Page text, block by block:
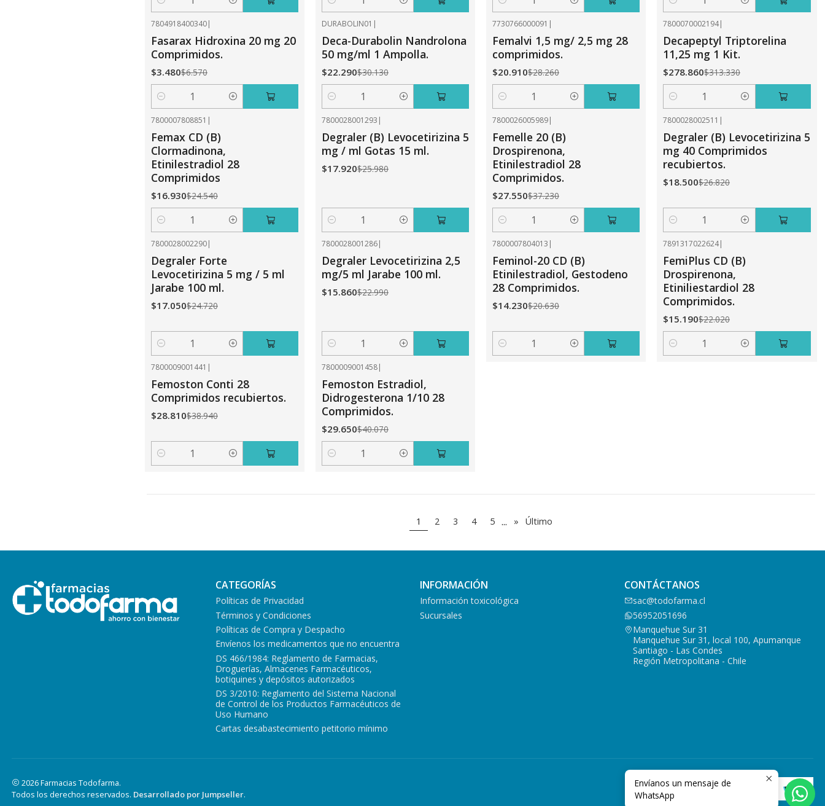
Cantidad Cantidad Cantidad Cantidad
7804918400340|
Fasarax Hidroxina 20 mg 20
Comprimidos.
$3.480$6.570
Cantidad
DURABOLIN01 |
Deca-Durabolin Nandrolona
50 mg/ml 1 Ampolla.
$22.290$30.130
Cantidad
7730766000091 |
Femalvi 1,5 mg/ 2,5 mg 28
comprimidos.
$20.910$28.260
Cantidad
7800070002194|
Decapeptyl Triptorelina
11,25 mg 1 Kit.
$278.860$313.330
Cantidad
7800007808851 |
Femax CD (B)
Clormadinona,
Etinilestradiol 28
Comprimidos
$16.930$24.540
Cantidad
7800028001293 |
Degraler (B) Levocetirizina 5
mg / ml Gotas 15 ml.
$17.920$25.980
Cantidad
7800026005989|
Femelle 20 (B)
Drospirenona,
Etinilestradiol 28
Comprimidos.
$27.550$37.230
Cantidad
7800028002511 |
Degraler (B) Levocetirizina 5
mg 40 Comprimidos
recubiertos.
$18.500$26.820
Cantidad
7800028002290|
Degraler Forte
Levocetirizina 5 mg / 5 ml
Jarabe 100 ml.
$17.050$24.720
Cantidad
7800028001286|
Degraler Levocetirizina 2,5
mg/5 ml Jarabe 100 ml.
$15.860$22.990
Cantidad
7800007804013 |
Feminol-20 CD (B)
Etinilestradiol, Gestodeno
28 Comprimidos.
$14.230$20.630
Cantidad
7891317022624|
FemiPlus CD (B)
Drospirenona,
Etiniliestardiol 28
Comprimidos.
$15.190$22.020
Cantidad
7800009001441 |
Femoston Conti 28
Comprimidos recubiertos.
$28.810$38.940
Cantidad
7800009001458|
Femoston Estradiol,
Didrogesterona 1/10 28
Comprimidos.
$29.650$40.070
Cantidad
1 2 3 4 5 ... » Último
CATEGORÍAS
Políticas de Privacidad
Términos y Condiciones
Políticas de Compra y Despacho
Envíenos los medicamentos que no encuentra
DS 466/1984: Reglamento de Farmacias,
Droguerías, Almacenes Farmacéuticos,
botiquines y depósitos autorizados
DS 3/2010: Reglamento del Sistema Nacional
de Control de los Productos Farmacéuticos de
Uso Humano
Cartas desabastecimiento petitorio mínimo
INFORMACIÓN
Información toxicológica
Sucursales
CONTÁCTANOS
sac@todofarma.cl
56952051696
Manquehue Sur 31
Manquehue Sur 31, local 100, Apumanque
Santiago - Las Condes
Región Metropolitana - Chile
2026 Farmacias Todofarma.
Todos los derechos reservados. Desarrollado por Jumpseller.
Envíanos un mensaje de
WhatsApp